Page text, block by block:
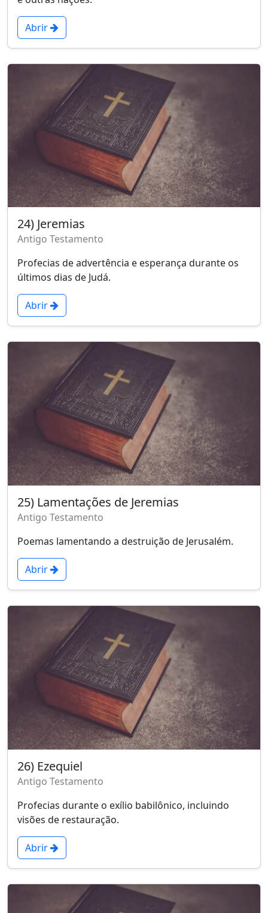
Abrir
24) Jeremias
Antigo Testamento
Profecias de advertência e esperança durante os
últimos dias de Judá.
Abrir
25) Lamentações de Jeremias
Antigo Testamento
Poemas lamentando a destruição de Jerusalém.
Abrir
26) Ezequiel
Antigo Testamento
Profecias durante o exílio babilônico, incluindo
visões de restauração.
Abrir